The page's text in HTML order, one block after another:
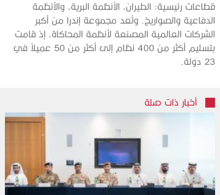
قطاعات رئيسية: الطيران، الأنظمة البرية، والأنظمة
الدفاعية والصواريخ. وتُعد مجموعة إندرا من أكبر
الشركات العالمية المصنعة لأنظمة المحاكاة، إذ قامت
بتسليم أكثر من 400 نظام إلى أكثر من عميلاً في
23 دولة
أخبار ذات صلة